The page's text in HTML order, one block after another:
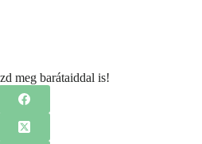
meg barátaiddal is!